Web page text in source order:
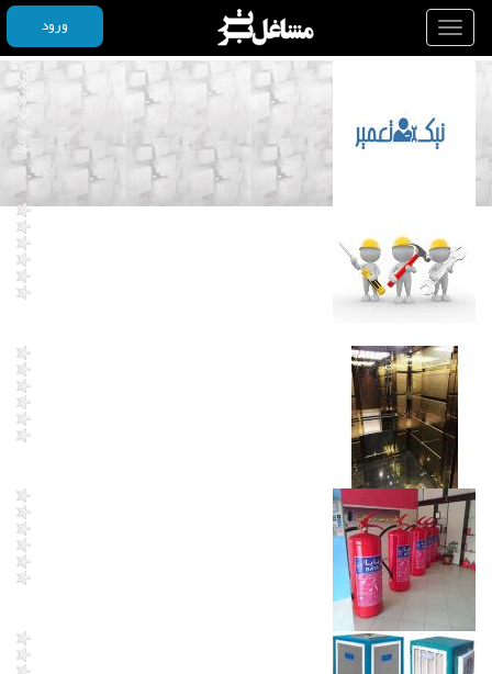
Toggle
navigation
ورود